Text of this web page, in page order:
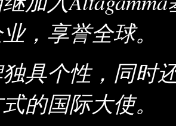
，享誉全球。
具个性，同时
的国际大使。